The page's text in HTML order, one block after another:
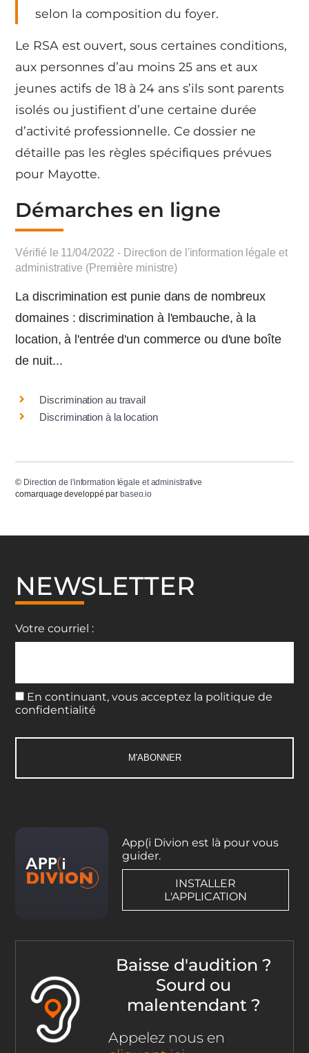
selon la composition du foyer.
Le RSA est ouvert, sous certaines conditions,
aux personnes d’au moins 25 ans et aux
jeunes actifs de 18 à 24 ans s’ils sont parents
isolés ou justifient d’une certaine durée
d’activité professionnelle. Ce dossier ne
détaille pas les règles spécifiques prévues
pour Mayotte.
Démarches en ligne
Vérifié le 11/04/2022 - Direction de l'information légale et
administrative (Première ministre)
La discrimination est punie dans de nombreux
domaines : discrimination à l'embauche, à la
location, à l'entrée d'un commerce ou d'une boîte
de nuit...
Discrimination au travail
Discrimination à la location
© Direction de l'information légale et administrative
comarquage developpé par baseo.io
NEWSLETTER
Votre courriel :
En continuant, vous acceptez la politique de
confidentialité
App(i Divion est là pour vous
guider.
INSTALLER
L'APPLICATION
Baisse d'audition ?
Sourd ou
malentendant ?
Appelez nous en